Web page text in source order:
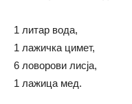
1 литар вода,
1 лажичка цимет,
6 ловорови лисја,
1 лажица мед.